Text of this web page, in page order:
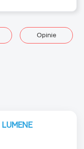
Opinie